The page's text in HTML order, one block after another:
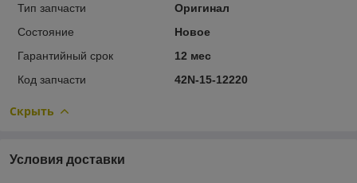
Тип запчасти
Оригинал
Состояние
Новое
Гарантийный срок
12 мес
Код запчасти
42N-15-12220
Скрыть
Условия доставки